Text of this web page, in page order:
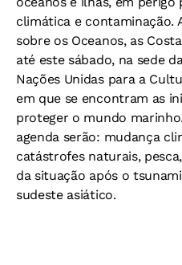
climática e contaminação.
sobre os Oceanos, as
até este sábado, na sede
Nações Unidas para a
em que se encontram as
proteger o mundo
agenda serão: mudança
catástrofes naturais,
da situação após o
sudeste asiático.